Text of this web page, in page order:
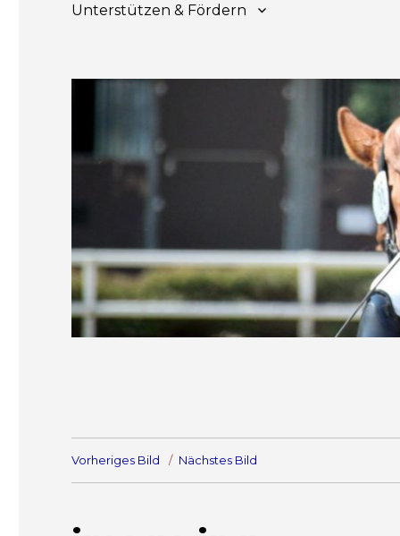
Unterstützen & Fördern
Vorheriges Bild Nächstes Bild